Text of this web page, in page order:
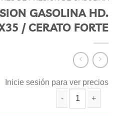
GASOLINA HD.
/ CERATO FORTE
Inicie sesión para ver precios